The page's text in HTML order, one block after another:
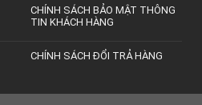
CHÍNH SÁCH BẢO MẬT THÔNG
TIN KHÁCH HÀNG
CHÍNH SÁCH ĐỔI TRẢ HÀNG